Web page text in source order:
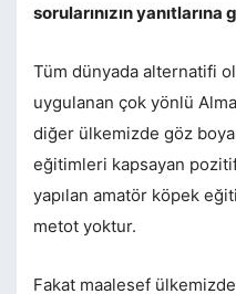
sorularınızın yanıtlarına
Tüm dünyada alternatifi
uygulanan çok yönlü
diğer ülkemizde göz
eğitimleri kapsayan
yapılan amatör köpek
metot yoktur.
Fakat maalesef